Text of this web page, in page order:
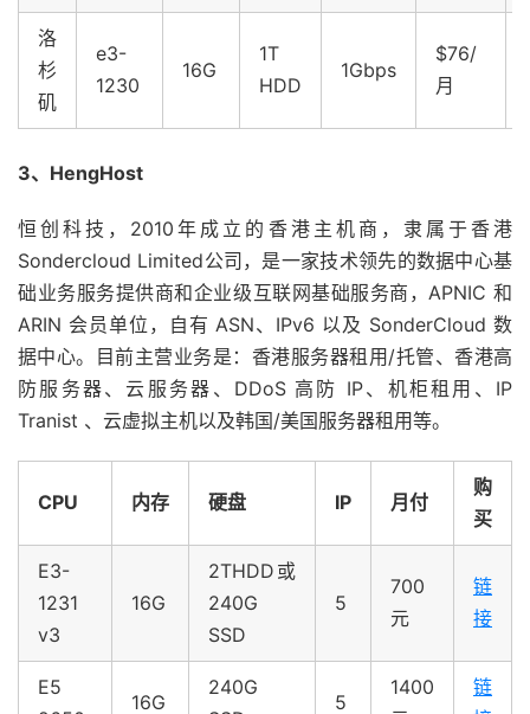
洛
杉
矶
e3-
1230
16G
1T
HDD
1Gbps
$76/
月
3、HengHost
恒创科技，2010年成立的香港主机商，隶属于香港
Sondercloud Limited公司，是一家技术领先的数据中心基
础业务服务提供商和企业级互联网基础服务商，APNIC 和
ARIN 会员单位，自有 ASN、IPv6 以及 SonderCloud 数
据中心。目前主营业务是：香港服务器租用/托管、香港高
防服务器、云服务器、DDoS 高防 IP、机柜租用、IP
Tranist 、云虚拟主机以及韩国/美国服务器租用等。
CPU 内存 硬盘 IP 月付
购
买
E3-
1231
v3
16G
2THDD或
240G
SSD
5
700
元
链
接
E5
16G
240G
5
1400
链